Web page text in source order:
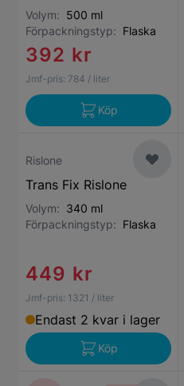
Volym: 500 ml
Förpackningstyp: Flaska
392 kr
Jmf-pris: 784 / liter
Köp
Rislone
Trans Fix Rislone
Volym: 340 ml
Förpackningstyp: Flaska
449 kr
Jmf-pris: 1321 / liter
Endast 2 kvar i lager
Köp